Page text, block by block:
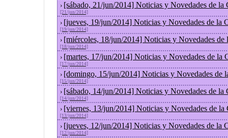
› [sábado, 21/jun/2014] Noticias y Novedades de la
[21/jun/2014]
› [jueves, 19/jun/2014] Noticias y Novedades de la
[19/jun/2014]
› [miércoles, 18/jun/2014] Noticias y Novedades de
[18/jun/2014]
› [martes, 17/jun/2014] Noticias y Novedades de la
[17/jun/2014]
› [domingo, 15/jun/2014] Noticias y Novedades de
[15/jun/2014]
› [sábado, 14/jun/2014] Noticias y Novedades de la
[14/jun/2014]
› [viernes, 13/jun/2014] Noticias y Novedades de la
[13/jun/2014]
› [jueves, 12/jun/2014] Noticias y Novedades de la
[12/jun/2014]